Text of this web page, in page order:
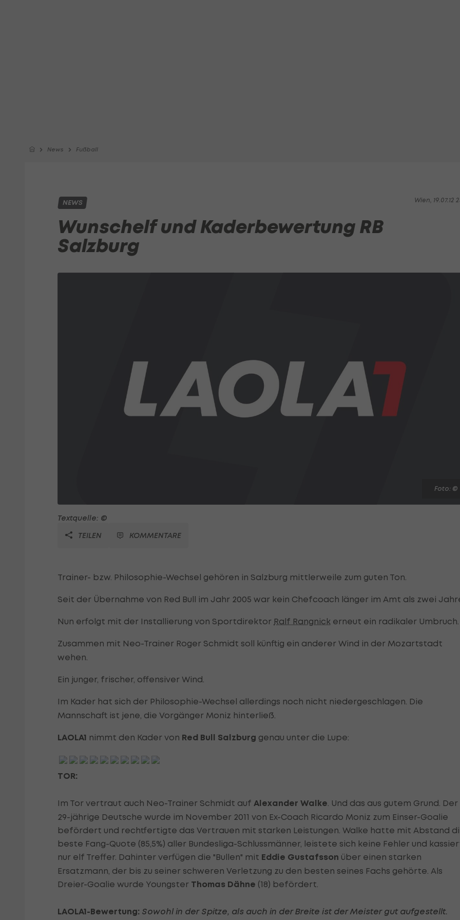
News Fußball
Wien, 19.07.12
NEWS
Wunschelf und Kaderbewertung RB
Salzburg
Foto: ©
Textquelle: ©
TEILEN
KOMMENTARE
Trainer- bzw. Philosophie-Wechsel gehören in Salzburg mittlerweile zum guten Ton.
Seit der Übernahme von Red Bull im Jahr 2005 war kein Chefcoach länger im Amt als zwei
Nun erfolgt mit der Installierung von Sportdirektor Ralf Rangnick erneut ein radikaler Umbruch.
Zusammen mit Neo-Trainer Roger Schmidt soll künftig ein anderer Wind in der Mozartstadt
wehen.
Ein junger, frischer, offensiver Wind.
Im Kader hat sich der Philosophie-Wechsel allerdings noch nicht niedergeschlagen. Die
Mannschaft ist jene, die Vorgänger Moniz hinterließ.
LAOLA1 nimmt den Kader von Red Bull Salzburg genau unter die Lupe:
TOR:
Im Tor vertraut auch Neo-Trainer Schmidt auf Alexander Walke. Und das aus gutem Grund. Der
29-jährige Deutsche wurde im November 2011 von Ex-Coach Ricardo Moniz zum Einser-Goalie
befördert und rechtfertigte das Vertrauen mit starken Leistungen. Walke hatte mit Abstand
beste Fang-Quote (85,5%) aller Bundesliga-Schlussmänner, leistete sich keine Fehler und
nur elf Treffer. Dahinter verfügen die "Bullen" mit Eddie Gustafsson über einen starken
Ersatzmann, der bis zu seiner schweren Verletzung zu den besten seines Fachs gehörte. Als
Dreier-Goalie wurde Youngster Thomas Dähne (18) befördert.
LAOLA1-Bewertung: Sowohl in der Spitze, als auch in der Breite ist der Meister gut aufgestellt.